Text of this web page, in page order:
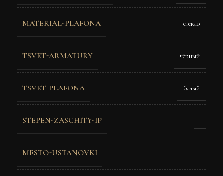
MATERIAL-PLAFONA стекло
TSVET-ARMATURY чёрный
TSVET-PLAFONA белый
STEPEN-ZASCHITY-IP
MESTO-USTANOVKI